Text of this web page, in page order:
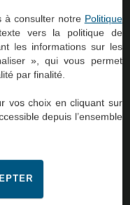
à consulter notre Politique
vers la politique de
les informations sur les
», qui vous permet
par finalité.
vos choix en cliquant sur
depuis l’ensemble